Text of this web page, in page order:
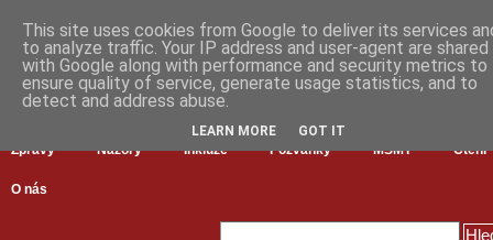
Zprávy Názory Inkluze Pozvánky MŠMT Čtení
O nás
This site uses cookies from Google to deliver its services
to analyze traffic. Your IP address and user-agent are shared
with Google along with performance and security metrics to
ensure quality of service, generate usage statistics, and to
detect and address abuse.
LEARN MORE GOT IT